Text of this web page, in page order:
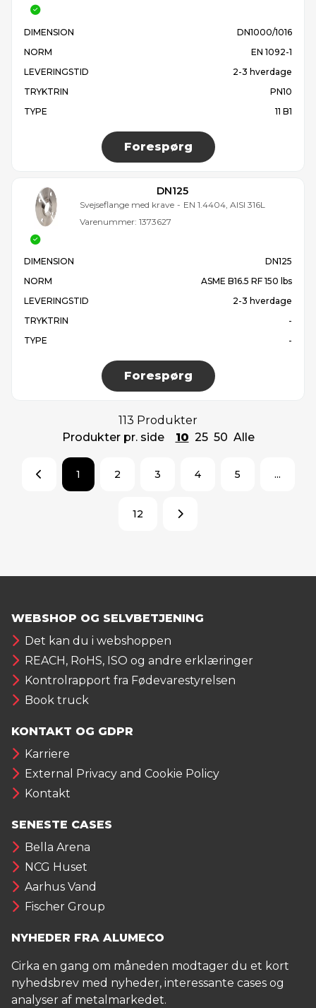
DIMENSION
DN1000/1016
NORM
EN 1092-1
LEVERINGSTID
2-3 hverdage
TRYKTRIN
PN10
TYPE
11 B1
Forespørg
DN125
Svejseflange med krave - EN 1.4404, AISI 316L
Varenummer: 1373627
DIMENSION
DN125
NORM
ASME B16.5 RF 150 lbs
LEVERINGSTID
2-3 hverdage
TRYKTRIN
-
TYPE
-
Forespørg
113 Produkter
Produkter pr. side
10 25 50 Alle
1 2 3 4 5 ...
12
WEBSHOP OG SELVBETJENING
Det kan du i webshoppen
REACH, RoHS, ISO og andre erklæringer
Kontrolrapport fra Fødevarestyrelsen
Book truck
KONTAKT OG GDPR
Karriere
External Privacy and Cookie Policy
Kontakt
SENESTE CASES
Bella Arena
NCG Huset
Aarhus Vand
Fischer Group
NYHEDER FRA ALUMECO
Cirka en gang om måneden modtager du et kort
nyhedsbrev med nyheder, interessante cases og
analyser af metalmarkedet.